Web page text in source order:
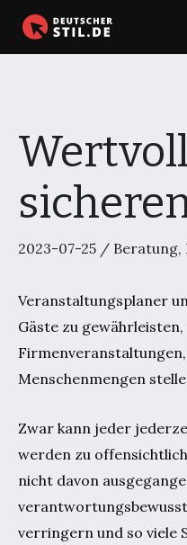
Zum
Inhalt
2023-07-25 / Beratung,
Veranstaltungsplaner
Gäste zu
Menschenmengen
Zwar kann jeder
werden zu
nicht davon
verringern und so viele